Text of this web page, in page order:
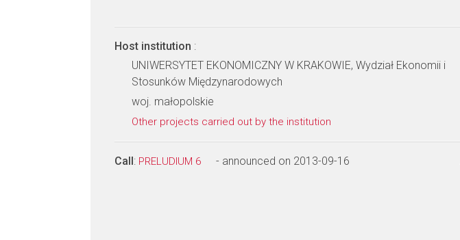
Host institution :
UNIWERSYTET EKONOMICZNY W KRAKOWIE, Wydział Ekonomii i
Stosunków Międzynarodowych
woj. małopolskie
Other projects carried out by the institution
Call: PRELUDIUM 6 - announced on 2013-09-16